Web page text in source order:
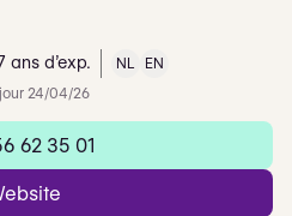
de 4 sur 5 sur Google
ans d’exp. NL
EN
24/04/26
62 35 01